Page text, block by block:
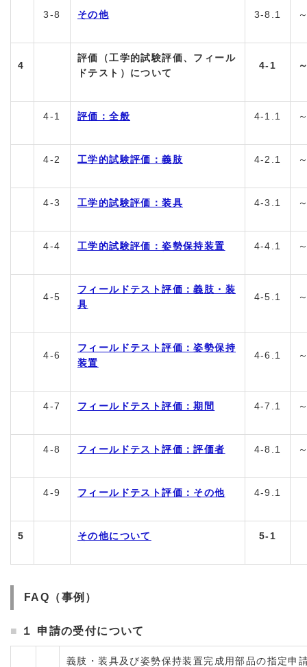
3-8 その他 3-8.1
4
評価（工学的試験評価、フィール
ドテスト）について
4-1
4-1 評価：全般 4-1.1
4-2 工学的試験評価：義肢 4-2.1
4-3 工学的試験評価：装具 4-3.1
4-4 工学的試験評価：姿勢保持装置 4-4.1
4-5
フィールドテスト評価：義肢・装
具
4-5.1
4-6
フィールドテスト評価：姿勢保持
装置
4-6.1
4-7 フィールドテスト評価：期間 4-7.1
4-8 フィールドテスト評価：評価者 4-8.1
4-9 フィールドテスト評価：その他 4-9.1
5 その他について 5-1
FAQ（事例）
１ 申請の受付について
義肢・装具及び姿勢保持装置完成用部品の指定申